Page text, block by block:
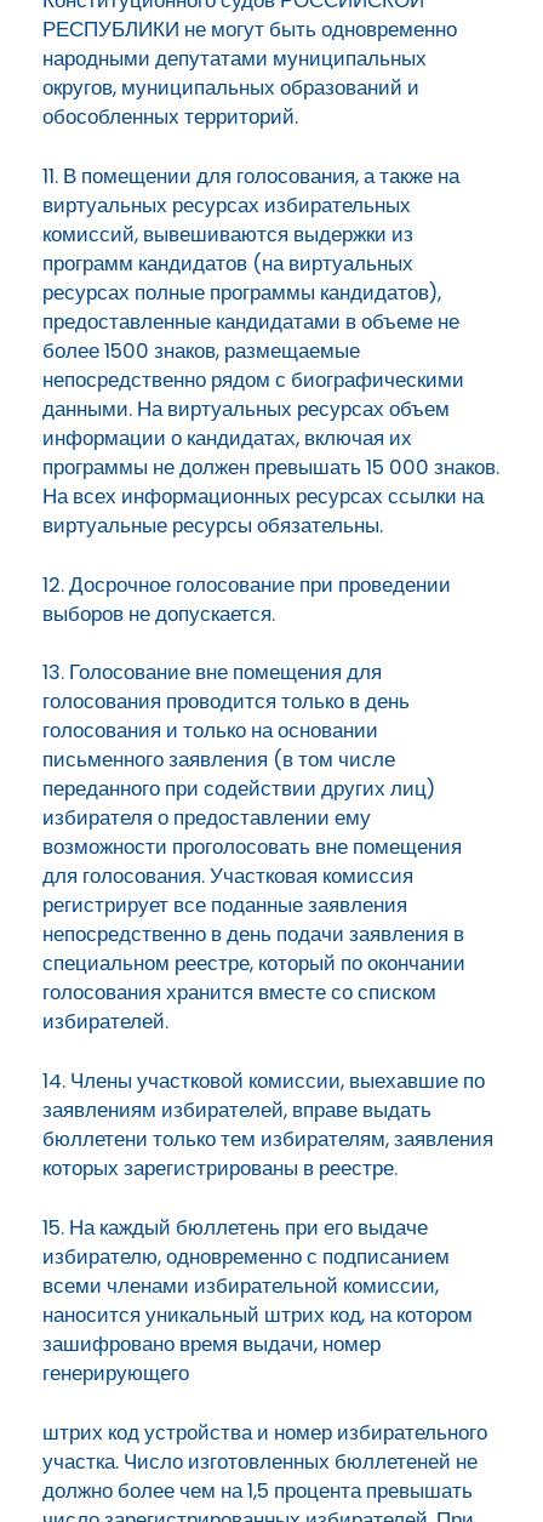
РЕСПУБЛИКИ не могут быть одновременно
народными депутатами муниципальных
округов, муниципальных образований и
обособленных территорий.
11. В помещении для голосования, а также на
виртуальных ресурсах избирательных
комиссий, вывешиваются выдержки из
программ кандидатов (на виртуальных
ресурсах полные программы кандидатов),
предоставленные кандидатами в объеме не
более 1500 знаков, размещаемые
непосредственно рядом с биографическими
данными. На виртуальных ресурсах объем
информации о кандидатах, включая их
программы не должен превышать 15 000 знаков.
На всех информационных ресурсах ссылки на
виртуальные ресурсы обязательны.
12. Досрочное голосование при проведении
выборов не допускается.
13. Голосование вне помещения для
голосования проводится только в день
голосования и только на основании
письменного заявления (в том числе
переданного при содействии других лиц)
избирателя о предоставлении ему
возможности проголосовать вне помещения
для голосования. Участковая комиссия
регистрирует все поданные заявления
непосредственно в день подачи заявления в
специальном реестре, который по окончании
голосования хранится вместе со списком
избирателей.
14. Члены участковой комиссии, выехавшие по
заявлениям избирателей, вправе выдать
бюллетени только тем избирателям, заявления
которых зарегистрированы в реестре.
15. На каждый бюллетень при его выдаче
избирателю, одновременно с подписанием
всеми членами избирательной комиссии,
наносится уникальный штрих код, на котором
зашифровано время выдачи, номер
генерирующего
штрих код устройства и номер избирательного
участка. Число изготовленных бюллетеней не
должно более чем на 1,5 процента превышать